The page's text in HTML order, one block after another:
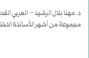
د. مهنا بلال الرشيد – العربي
مجموعة من أشهر الأساتذة